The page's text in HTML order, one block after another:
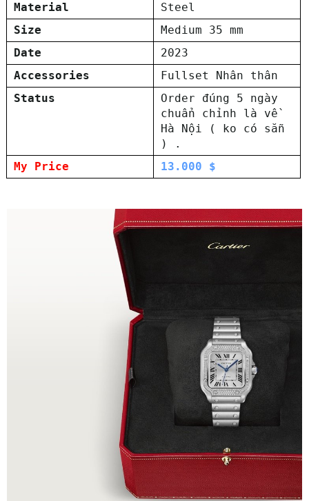
Material
Steel
Size
Medium 35 mm
Date
2023
Accessories
Fullset Nhân thân
Status
Order đúng 5 ngày
chuẩn chỉnh là về
Hà Nội ( ko có sẵn
) .
My Price
13.000 $